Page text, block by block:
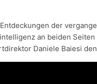
der
an beiden
Daniele Baiesi